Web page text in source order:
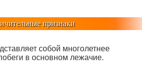
признаки
собой многолетнее
в основном лежачие.